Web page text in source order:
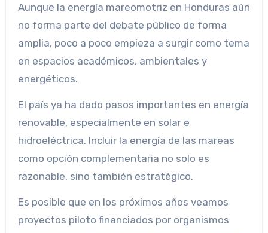
Aunque la energía mareomotriz en Honduras aún
no forma parte del debate público de forma
amplia, poco a poco empieza a surgir como tema
en espacios académicos, ambientales y
energéticos.
El país ya ha dado pasos importantes en energía
renovable, especialmente en solar e
hidroeléctrica. Incluir la energía de las mareas
como opción complementaria no solo es
razonable, sino también estratégico.
Es posible que en los próximos años veamos
proyectos piloto financiados por organismos